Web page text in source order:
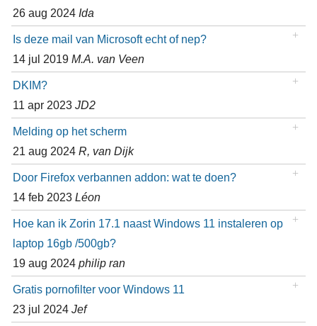
26 aug 2024 Ida
Is deze mail van Microsoft echt of nep?
14 jul 2019 M.A. van Veen
DKIM?
11 apr 2023 JD2
Melding op het scherm
21 aug 2024 R, van Dijk
Door Firefox verbannen addon: wat te doen?
14 feb 2023 Léon
Hoe kan ik Zorin 17.1 naast Windows 11 instaleren op
laptop 16gb /500gb?
19 aug 2024 philip ran
Gratis pornofilter voor Windows 11
23 jul 2024 Jef